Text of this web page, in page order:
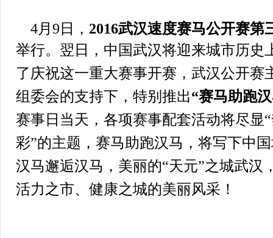
4月9日， 2016武汉速度赛马公开赛第
举行。 翌日，中国武汉将迎来城市历史
了庆祝这一重大赛事开赛，武汉公开赛
组委会的支持下，特别推出“赛马助跑
赛事日当天，各项赛事配套活动将尽显
彩”的主题，赛马助跑汉马，将写下中
汉马邂逅汉马，美丽的“天元”之城武汉
活力之市、健康之城的美丽风采！